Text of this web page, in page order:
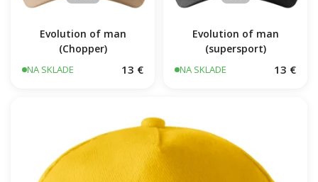
Evolution of man
(Chopper)
NA SKLADE 13 €
Evolution of man
(supersport)
NA SKLADE 13 €